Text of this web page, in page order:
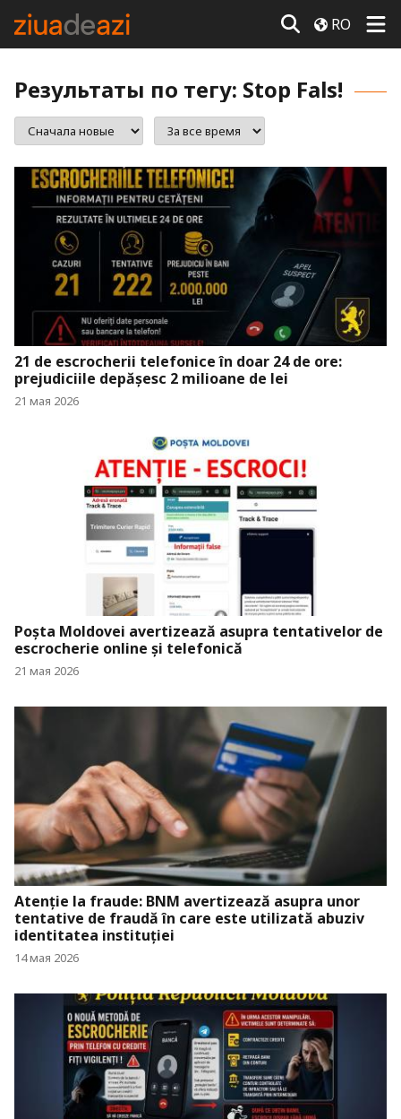
RO
Результаты по тегу: Stop Fals!
21 de escrocherii telefonice în doar 24 de ore:
prejudiciile depășesc 2 milioane de lei
21 мая 2026
Poșta Moldovei avertizează asupra tentativelor de
escrocherie online și telefonică
21 мая 2026
Atenție la fraude: BNM avertizează asupra unor
tentative de fraudă în care este utilizată abuziv
identitatea instituției
14 мая 2026